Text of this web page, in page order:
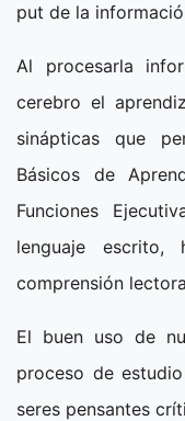
put de la
Al procesarla
cerebro el
sinápticas que
Básicos de
Funciones
lenguaje
comprensión
El buen uso de
proceso de
seres pensantes